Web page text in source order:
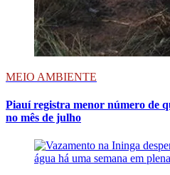
MEIO AMBIENTE
Piauí registra menor número de
no mês de julho